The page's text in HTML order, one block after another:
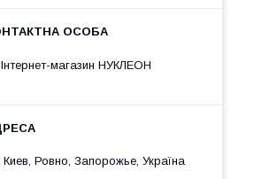
Інтернет-магазин НУКЛЕОН
Киев, Ровно, Запорожье, Україна